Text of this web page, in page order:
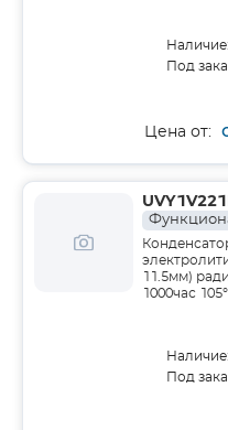
Наличие:
Под
Цена от:
11.5мм)
1000час
Наличие:
Под